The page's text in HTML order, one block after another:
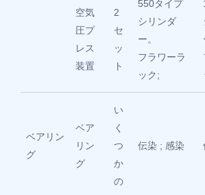
空気
圧プ
レス
装置
2
セ
ッ
ト
550タイプ
シリンダ
ー。
フラワーラ
ック;
ベアリン
グ
ベア
リン
グ
い
く
つ
か
の
伝染 ; 感染